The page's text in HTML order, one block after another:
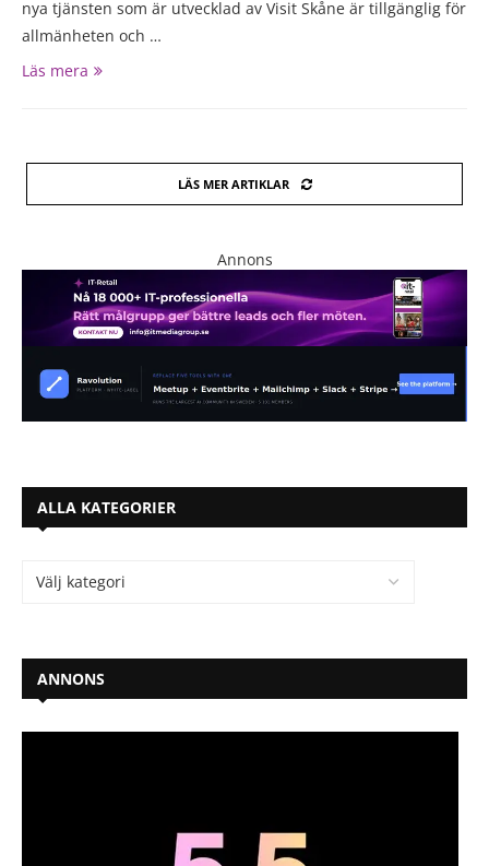
nya tjänsten som är utvecklad av Visit Skåne är tillgänglig för
allmänheten och …
Läs mera
LÄS MER ARTIKLAR
Annons
ALLA KATEGORIER
ANNONS